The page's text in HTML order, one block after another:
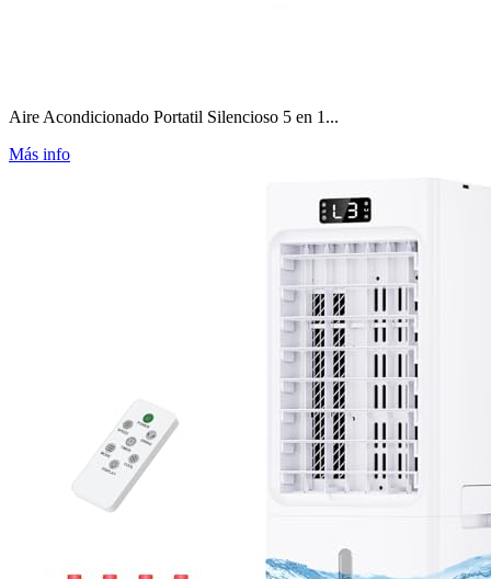
Aire Acondicionado Portatil Silencioso 5 en 1...
Más info